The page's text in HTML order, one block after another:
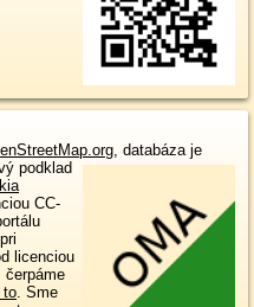
, databáza je
podklad
CC-
licenciou
čerpáme
to. Sme